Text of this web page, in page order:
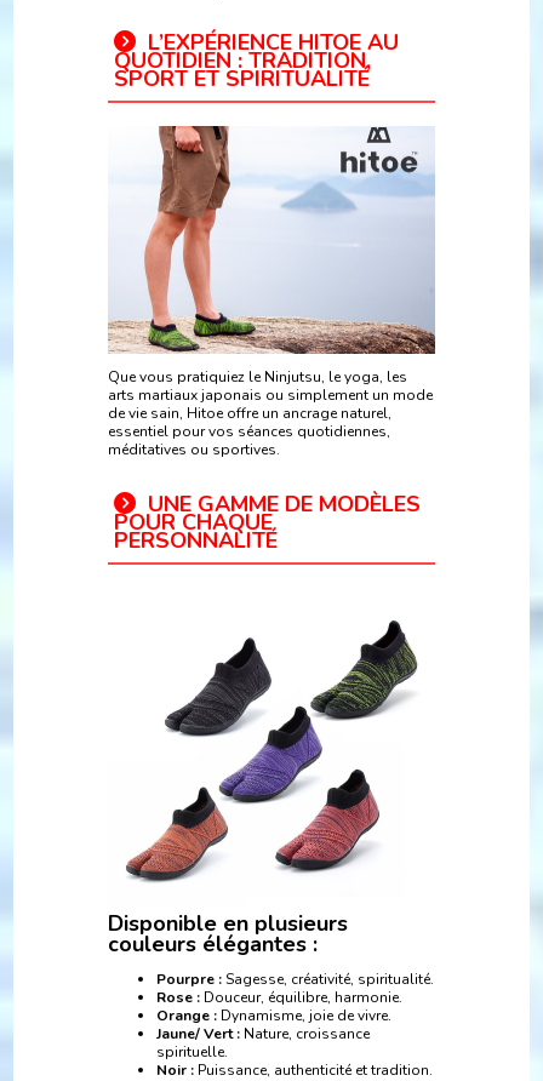
L’EXPÉRIENCE HITOE AU
QUOTIDIEN : TRADITION,
SPORT ET SPIRITUALITÉ
Que vous pratiquiez le Ninjutsu, le yoga, les
arts martiaux japonais ou simplement un mode
de vie sain, Hitoe offre un ancrage naturel,
essentiel pour vos séances quotidiennes,
méditatives ou sportives.
UNE GAMME DE MODÈLES
POUR CHAQUE
PERSONNALITÉ
Disponible en plusieurs
couleurs élégantes :
Pourpre :Sagesse, créativité, spiritualité.
Rose : Douceur, équilibre, harmonie.
Orange : Dynamisme, joie de vivre.
Jaune/ Vert : Nature, croissance
spirituelle.
Noir : Puissance, authenticité et tradition.